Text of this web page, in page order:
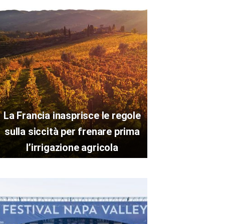
La Francia inasprisce le regole
sulla siccità per frenare prima
l’irrigazione agricola